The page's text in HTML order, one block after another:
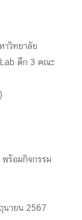
วิทยาลัย
ตึก 3 คณะ
ร้อมกิจกรรม
ายน 2567